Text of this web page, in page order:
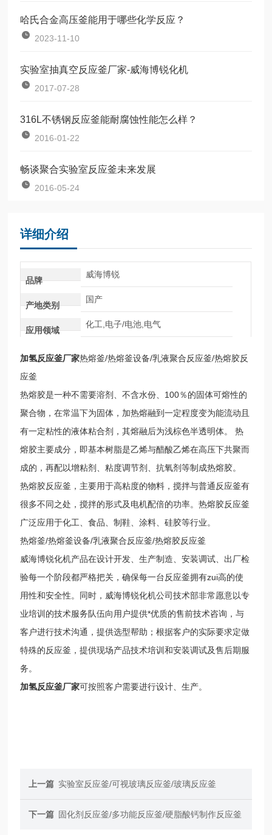
哈氏合金高压釜能用于哪些化学反应？
2023-11-10
实验室抽真空反应釜厂家-威海博锐化机
2017-07-28
316L不锈钢反应釜能耐腐蚀性能怎么样？
2016-01-22
畅谈聚合实验室反应釜未来发展
2016-05-24
详细介绍
品牌
威海博锐
产地类别
国产
应用领域
化工,电子/电池,电气
加氢反应釜厂家热熔釜/热熔釜设备/乳液聚合反应釜/热熔胶反
应釜
热熔胶是一种不需要溶剂、不含水份、100％的固体可熔性的
聚合物，在常温下为固体，加热熔融到一定程度变为能流动且
有一定粘性的液体粘合剂，其熔融后为浅棕色半透明体。 热
熔胶主要成分，即基本树脂是乙烯与醋酸乙烯在高压下共聚而
成的，再配以增粘剂、粘度调节剂、抗氧剂等制成热熔胶。
热熔胶反应釜，主要用于高粘度的物料，搅拌与普通反应釜有
很多不同之处，搅拌的形式及电机配倍的功率。热熔胶反应釜
广泛应用于化工、食品、制鞋、涂料、硅胶等行业。
热熔釜/热熔釜设备/乳液聚合反应釜/热熔胶反应釜
威海博锐化机产品在设计开发、生产制造、安装调试、出厂检
验每一个阶段都严格把关，确保每一台反应釜拥有zui高的使
用性和安全性。同时，威海博锐化机公司技术部非常愿意以专
业培训的技术服务队伍向用户提供*优质的售前技术咨询，与
客户进行技术沟通，提供选型帮助；根据客户的实际要求定做
特殊的反应釜，提供现场产品技术培训和安装调试及售后期服
务。
加氢反应釜厂家可按照客户需要进行设计、生产。
上一篇 实验室反应釜/可视玻璃反应釜/玻璃反应釜
下一篇 固化剂反应釜/多功能反应釜/硬脂酸钙制作反应釜